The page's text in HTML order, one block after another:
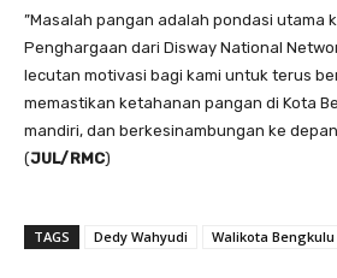
”Masalah pangan adalah pondasi utama
Penghargaan dari Disway National
lecutan motivasi bagi kami untuk terus
memastikan ketahanan pangan di Kota
mandiri, dan berkesinambungan ke
(JUL/RMC)
TAGS Dedy Wahyudi Walikota Bengkulu